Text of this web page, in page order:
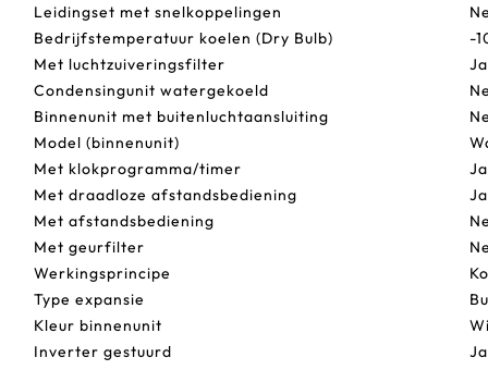
Leidingset met snelkoppelingen
Bedrijfstemperatuur koelen (Dry Bulb)
-
Met luchtzuiveringsfilter
Ja
Condensingunit watergekoeld
Binnenunit met buitenluchtaansluiting
Model (binnenunit)
Met klokprogramma/timer
Ja
Met draadloze afstandsbediening
Ja
Met afstandsbediening
Met geurfilter
Werkingsprincipe
Type expansie
Kleur binnenunit
Inverter gestuurd
Ja